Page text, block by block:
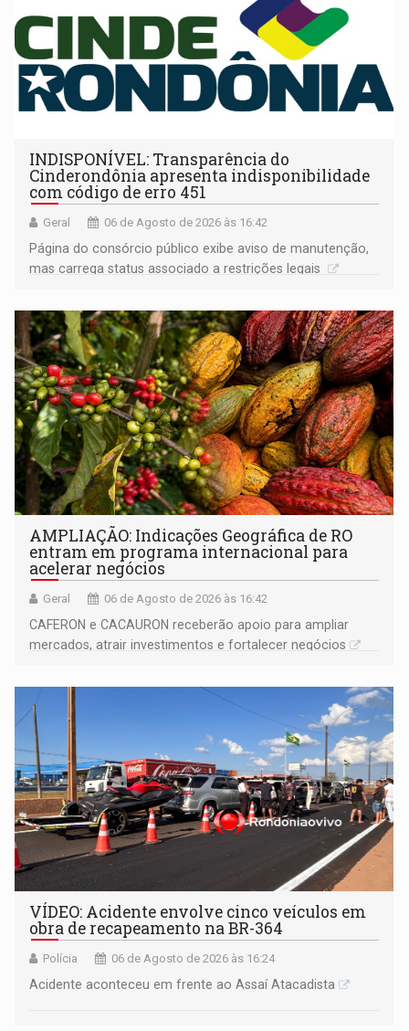
INDISPONÍVEL: Transparência do
Cinderondônia apresenta indisponibilidade
com código de erro 451
Geral 06 de Agosto de 2026 às 16:42
Página do consórcio público exibe aviso de manutenção,
mas carrega status associado a restrições legais
AMPLIAÇÃO: Indicações Geográfica de RO
entram em programa internacional para
acelerar negócios
Geral 06 de Agosto de 2026 às 16:42
CAFERON e CACAURON receberão apoio para ampliar
mercados, atrair investimentos e fortalecer negócios
VÍDEO: Acidente envolve cinco veículos em
obra de recapeamento na BR-364
Polícia 06 de Agosto de 2026 às 16:24
Acidente aconteceu em frente ao Assaí Atacadista